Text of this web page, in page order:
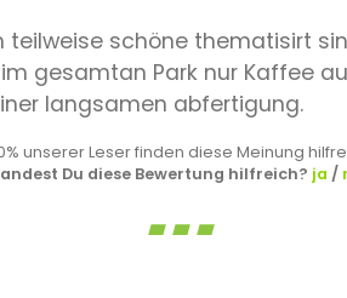
schöne thematisirt
gesamtan Park nur Kaffee
langsamen abfertigung.
unserer Leser finden diese Meinung
Du diese Bewertung hilfreich? ja /